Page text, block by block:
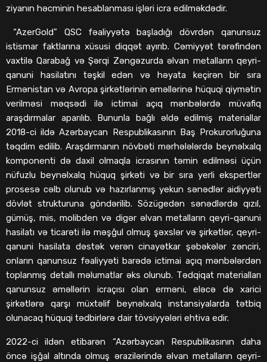
ziyanın həcminin hesablanması işləri icra edilməkdədir.
“AzerGold” QSC fəaliyyətə başladığı dövrdən qanunsuz
istismar faktlarına xüsusi diqqət ayırıb. Cəmiyyət tərəfindən
vaxtilə Qarabağ və Şərqi Zəngəzurda əlvan metalların qeyri-
qanuni hasilatını təşkil edən və həyata keçirən bir sıra
Ermənistan və Avropa şirkətlərinin əməllərinə hüquqi qiymətin
verilməsi məqsədi ilə ictimai açıq mənbələrdə müvafiq
araşdırmalar aparılıb. Bununla bağlı əldə edilmiş materiallar
2018-ci ildə Azərbaycan Respublikasının Baş Prokurorluğuna
təqdim edilib. Araşdırmanın növbəti mərhələlərdə beynəlxalq
komponenti də daxil olmaqla icrasının təmin edilməsi üçün
nüfuzlu beynəlxalq hüquq şirkəti və bir sıra yerli ekspertlər
prosesə cəlb olunub və hazırlanmış yekun sənədlər aidiyyəti
dövlət strukturuna göndərilib. Sözügedən sənədlərdə qızıl,
gümüş, mis, molibden və digər əlvan metalların qeyri-qanuni
hasilatı və ticarəti ilə məşğul olmuş şəxslər və şirkətlər, qeyri-
qanuni hasilata dəstək verən cinayətkar şəbəkələr zənciri,
onların qanunsuz fəaliyyəti barədə ictimai açıq mənbələrdən
toplanmış detallı məlumatlar əks olunub. Tədqiqat materialları
qanunsuz əməllərin icraçısı olan erməni, eləcə də xarici
şirkətlərə qarşı müxtəlif beynəlxalq instansiyalarda tətbiq
olunacaq hüquqi tədbirlərə dair tövsiyyələri ehtiva edir.
2022-ci ildən etibarən “Azərbaycan Respublikasının daha
öncə işğal altında olmuş ərazilərində əlvan metalların qeyri-